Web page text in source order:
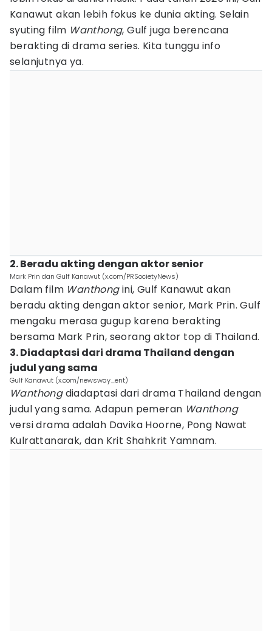
Kanawut akan lebih fokus ke dunia akting. Selain
syuting film Wanthong, Gulf juga berencana
berakting di drama series. Kita tunggu info
selanjutnya ya.
2. Beradu akting dengan aktor senior
Mark Prin dan Gulf Kanawut (x.com/PRSocietyNews)
Dalam film Wanthongini, Gulf Kanawut akan
beradu akting dengan aktor senior, Mark Prin. Gulf
mengaku merasa gugup karena berakting
bersama Mark Prin, seorang aktor top di Thailand.
3. Diadaptasi dari drama Thailand dengan
judul yang sama
Gulf Kanawut (x.com/newsway_ent)
Wanthongdiadaptasi dari drama Thailand dengan
judul yang sama. Adapun pemeran Wanthong
versi drama adalah Davika Hoorne, Pong Nawat
Kulrattanarak, dan Krit Shahkrit Yamnam.